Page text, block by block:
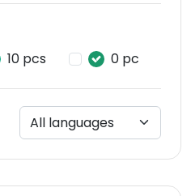
10 pcs 0 pc